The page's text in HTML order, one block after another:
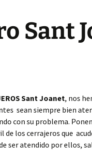
Sant
Sant Joanet, nos
sean siempre bien
con su problema.
los cerrajeros que
ser atendido por ellos,